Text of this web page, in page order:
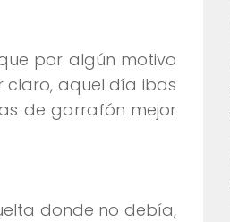
por algún motivo
claro, aquel día ibas
de garrafón mejor
donde no debía,